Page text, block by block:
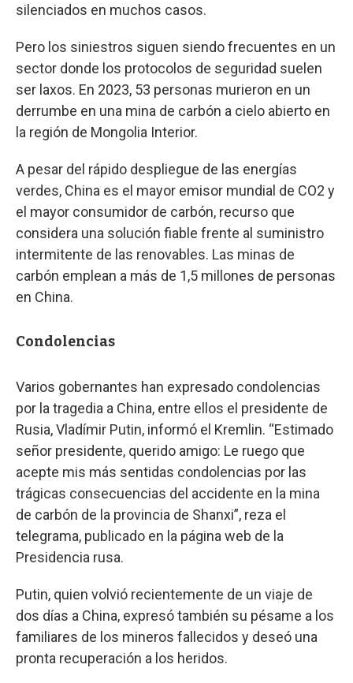
silenciados en muchos casos.
Pero los siniestros siguen siendo frecuentes en un
sector donde los protocolos de seguridad suelen
ser laxos. En 2023, 53 personas murieron en un
derrumbe en una mina de carbón a cielo abierto en
la región de Mongolia Interior.
A pesar del rápido despliegue de las energías
verdes, China es el mayor emisor mundial de CO2 y
el mayor consumidor de carbón, recurso que
considera una solución fiable frente al suministro
intermitente de las renovables. Las minas de
carbón emplean a más de 1,5 millones de personas
en China.
Condolencias
Varios gobernantes han expresado condolencias
por la tragedia a China, entre ellos el presidente de
Rusia, Vladímir Putin, informó el Kremlin. “Estimado
señor presidente, querido amigo: Le ruego que
acepte mis más sentidas condolencias por las
trágicas consecuencias del accidente en la mina
de carbón de la provincia de Shanxi”, reza el
telegrama, publicado en la página web de la
Presidencia rusa.
Putin, quien volvió recientemente de un viaje de
dos días a China, expresó también su pésame a los
familiares de los mineros fallecidos y deseó una
pronta recuperación a los heridos.